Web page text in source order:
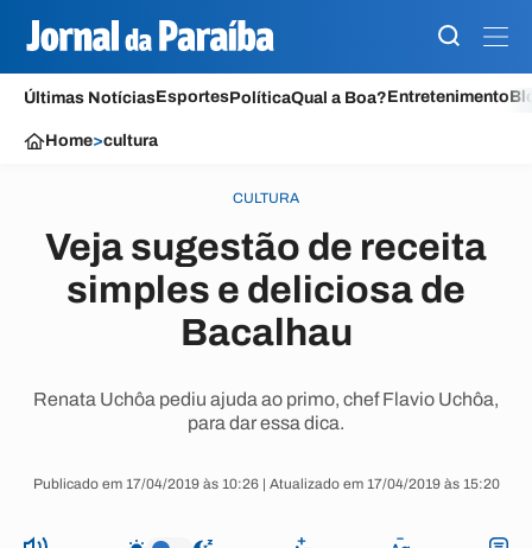
Últimas NotíciasEsportesPolíticaQual a Boa?Entretenimento
Home>cultura
CULTURA
Veja sugestão de receita
simples e deliciosa de
Bacalhau
Renata Uchôa pediu ajuda ao primo, chef Flavio Uchôa,
para dar essa dica.
Publicado em 17/04/2019 às 10:26 | Atualizado em 17/04/2019 às 15:20